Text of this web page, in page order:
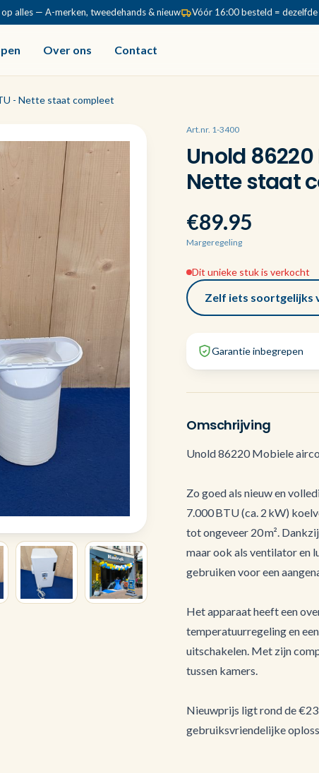
alles — A-merken, tweedehands & nieuw Vóór 16:00 besteld =
Over ons Contact
- Nette staat compleet
Art.nr. 1-3400
Unold
Nette staat
€89.95
Margeregeling
Dit unieke stuk is verkocht
Zelf iets soortgelijks
Garantie inbegrepen
Omschrijving
Unold 86220 Mobiele
Zo goed als nieuw en
7.000 BTU (ca. 2 kW)
tot ongeveer 20 m².
maar ook als ventilator en
gebruiken voor een
Het apparaat heeft een
temperatuurregeling en
uitschakelen. Met zijn
tussen kamers.
Nieuwprijs ligt rond de
gebruiksvriendelijke